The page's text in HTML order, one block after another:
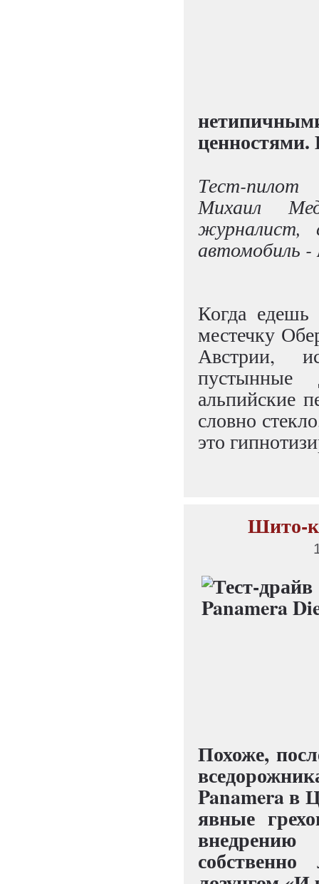
ценностями.
Тест-пилот
Михаил
автомобиль -
Когда
местечку
Австрии,
пустынные
альпийские
словно
это
Шито-
Похоже,
Panamera в
явные
внедрению